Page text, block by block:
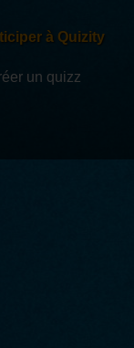
à Quizity
un quizz